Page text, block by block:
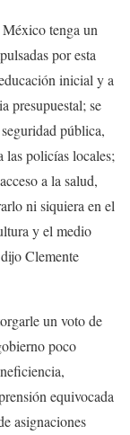
tenga un
por esta
inicial y a
presupuestal; se
pública,
las policías locales;
a la salud,
ni siquiera en el
y el medio
Clemente
un voto de
poco
equivocada
asignaciones